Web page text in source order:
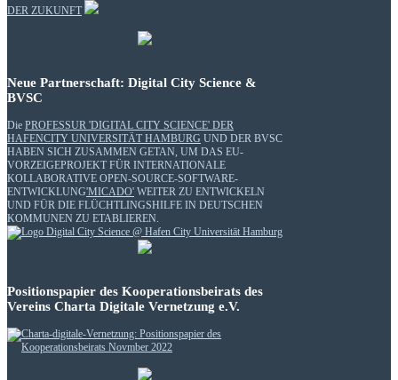
DER ZUKUNFT
Neue Partnerschaft: Digital City Science &
BVSC
Die PROFESSUR 'DIGITAL CITY SCIENCE' DER
HAFENCITY UNIVERSITÄT HAMBURG UND DER BVSC
HABEN SICH ZUSAMMEN GETAN, UM DAS EU-
VORZEIGEPROJEKT FÜR INTERNATIONALE
KOLLABORATIVE OPEN-SOURCE-SOFTWARE-
ENTWICKLUNG'MICADO' WEITER ZU ENTWICKELN
UND FÜR DIE FLÜCHTLINGSHILFE IN DEUTSCHEN
KOMMUNEN ZU ETABLIEREN.
Positionspapier des Kooperationsbeirats des
Vereins Charta Digitale Vernetzung e.V.